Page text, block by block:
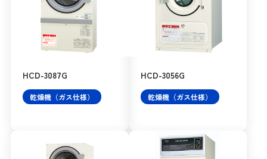
HCD-3087G
乾燥機（ガス仕様）
HCD-3056G
乾燥機（ガス仕様）